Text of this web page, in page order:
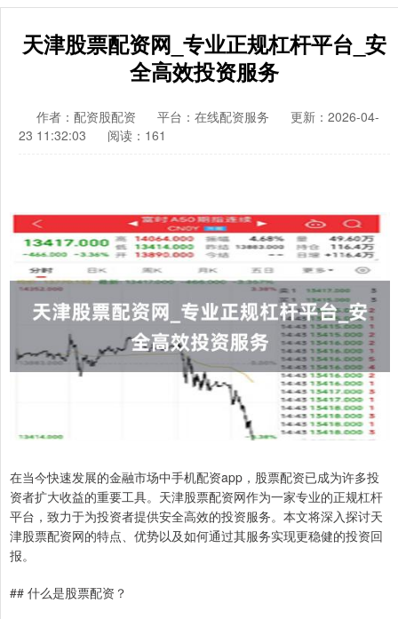
天津股票配资网_专业正规杠杆平台_安
全高效投资服务
作者：配资股配资 平台：在线配资服务
更新：2026-04-
23 11:32:03
阅读：161
在当今快速发展的金融市场中手机配资app，股票配资已成为许多投
资者扩大收益的重要工具。天津股票配资网作为一家专业的正规杠杆
平台，致力于为投资者提供安全高效的投资服务。本文将深入探讨天
津股票配资网的特点、优势以及如何通过其服务实现更稳健的投资回
报。
## 什么是股票配资？